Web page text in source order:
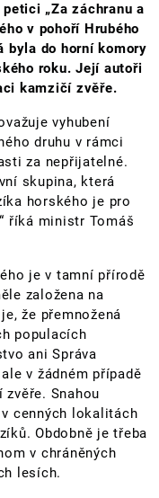
„Za záchranu a
v pohoří Hrubého
byla do horní komory
roku. Její autoři
kamzičí zvěře.
vyhubení
druhu v rámci
za nepřijatelné.
skupina, která
horského je pro
říká ministr Tomáš
je v tamní přírodě
založena na
že přemnožená
populacích
ani Správa
v žádném případě
Snahou
cenných lokalitách
Obdobně je třeba
v chráněných
lesích.